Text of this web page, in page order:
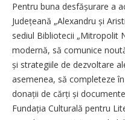
Pentru buna desfășurare a
Județeană „Alexandru și
sediul Bibliotecii „Mitropolit
modernă, să comunice
și strategiile de dezvoltare
asemenea, să completeze
donații de cărți și
Fundația Culturală pentru